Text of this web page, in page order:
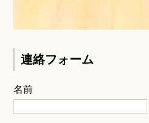
連絡フォーム
名前